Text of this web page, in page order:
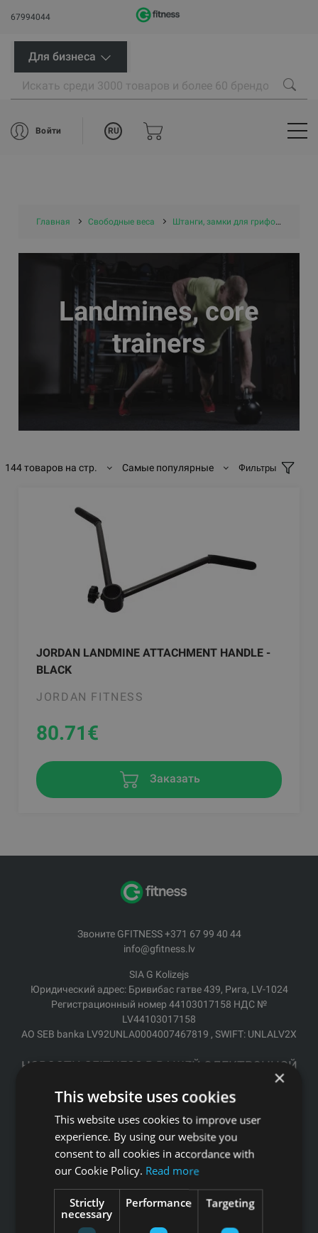
67994044
Для бизнеса
Войти RU
Главная Свободные веса Штанги, замки для грифов, штативы
Landmines, core
trainers
144 товаров на стр. Самые популярные Фильтры
JORDAN LANDMINE ATTACHMENT HANDLE -
BLACK
JORDAN FITNESS
80.71€
Заказать
Звоните GFITNESS +371 67 99 40 44
info@gfitness.lv
SIA G Kolizejs
Юридический адрес: Бривибас гатве 439, Рига, LV-1024
Регистрационный номер 44103017158 НДС №
LV44103017158
АО SEB banka LV92UNLA0004007467819 , SWIFT: UNLALV2X
НОВОСТИ GFITNESS В ВАШЕЙ ЭЛЕКТРОННОЙ
Подпишитесь на новости
Ссылки
×
This website uses cookies
This website uses cookies to improve user
experience. By using our website you
consent to all cookies in accordance with
our Cookie Policy. Read more
Strictly
necessary
Performance Targeting